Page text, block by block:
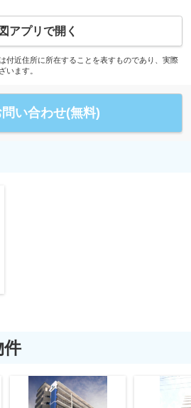
アプリで開く
付近住所に所在することを表すものであり、実際
います。
問い合わせ(無料)
件